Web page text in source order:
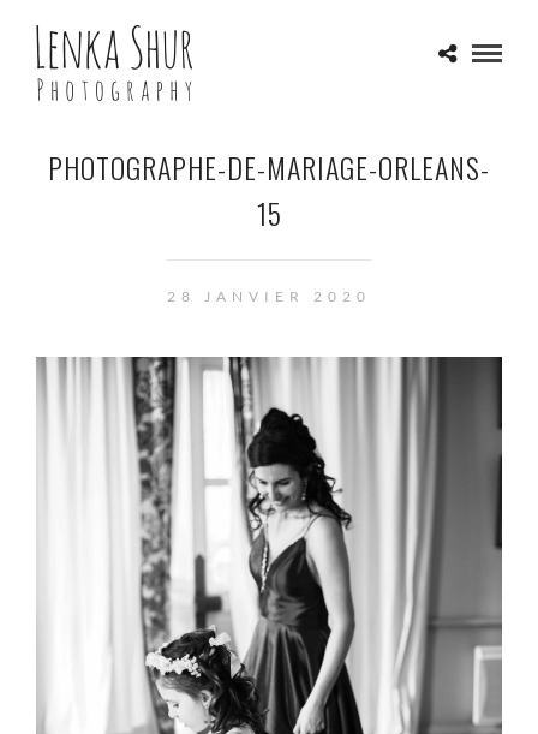
PHOTOGRAPHE-DE-MARIAGE-ORLEANS-
15
28 JANVIER 2020